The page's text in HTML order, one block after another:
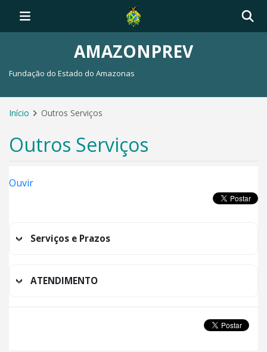
AMAZONPREV
Fundação do Estado do Amazonas
Início Outros Serviços
Outros Serviços
Ouvir
Serviços e Prazos
ATENDIMENTO